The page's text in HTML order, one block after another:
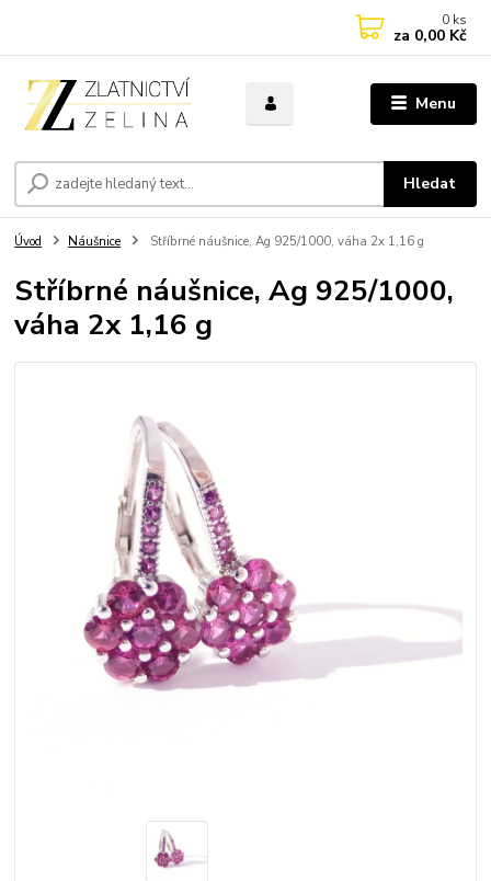
Menu
Hledat
0 ks
za 0,00 Kč
Úvod Náušnice Stříbrné náušnice, Ag 925/1000, váha 2x 1,16 g
Stříbrné náušnice, Ag 925/1000,
váha 2x 1,16 g